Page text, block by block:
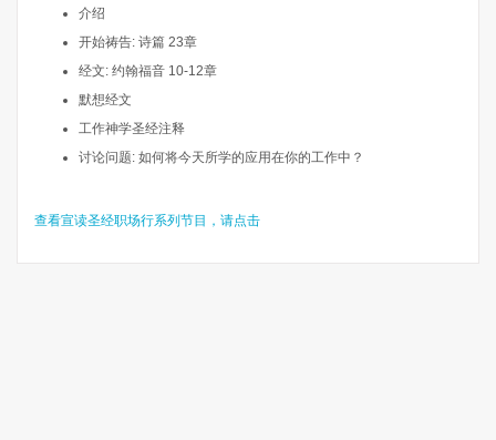
介绍
开始祷告: 诗篇 23章
经文: 约翰福音 10-12章
默想经文
工作神学圣经注释
讨论问题: 如何将今天所学的应用在你的工作中？
查看宣读圣经职场行系列节目，请点击